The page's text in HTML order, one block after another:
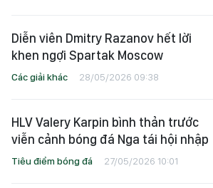
Diễn viên Dmitry Razanov hết lời
khen ngợi Spartak Moscow
Các giải khác 28/05/2026 09:38
HLV Valery Karpin bình thản trước
viễn cảnh bóng đá Nga tái hội nhập
Tiêu điểm bóng đá 27/05/2026 10:01